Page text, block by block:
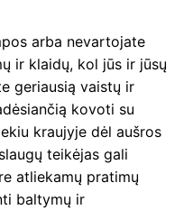
arba nevartojate
ir klaidų, kol jūs ir jūsų
geriausią vaistų ir
kovoti su
kraujyje dėl aušros
teikėjas gali
atliekamų pratimų
baltymų ir